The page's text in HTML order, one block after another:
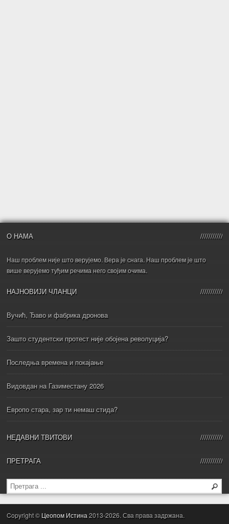
О НАМА
Наш проблем није што верујемо. Вера је снага. Наш проблем је што
више верујемо туђим речима него својим очима.
НАЈНОВИЈИ ЧЛАНЦИ
Вучић, Ђаво и фабрика дронова
Зашто студентски протест није обојена револуција?
Последња времена и покајање
Видовдан на Газиместану 2026
Европо стара, зар ти немаш стида?
НЕДАВНИ ТВИТОВИ
ПРЕТРАГА
Copyright © Цеопом Истина2013-2026. Сва права задржана.